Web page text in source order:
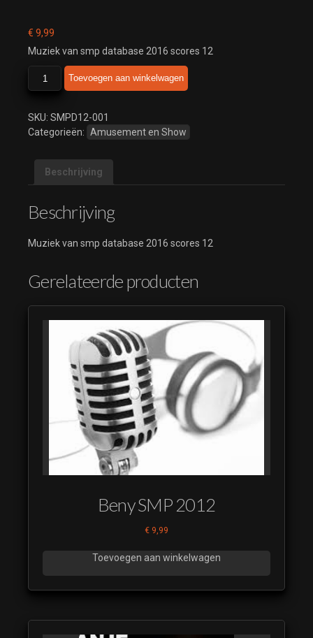
€ 9,99
Muziek van smp database 2016 scores 12
database
scores
12
Toevoegen aan winkelwagen
SKU: SMPD12-001
Categorieën: Amusement en Show
Beschrijving
Beschrijving
Muziek van smp database 2016 scores 12
Gerelateerde producten
Beny SMP 2012
€ 9,99
Toevoegen aan winkelwagen